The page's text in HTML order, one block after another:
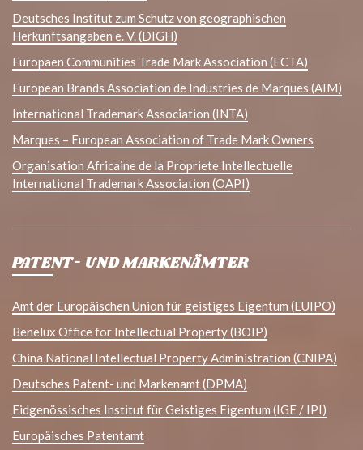
Deutsches Institut zum Schutz von geographischen
Herkunftsangaben e. V. (DIGH)
Europaen Communities Trade Mark Association (ECTA)
European Brands Association de Industries de Marques (AIM)
International Trademark Association (INTA)
Marques – European Association of Trade Mark Owners
Organisation Africaine de la Propriete Intellectuelle
International Trademark Association (OAPI)
PATENT- UND MARKENÄMTER
Amt der Europäischen Union für geistiges Eigentum (EUIPO)
Benelux Office for Intellectual Property (BOIP)
China National Intellectual Property Administration (CNIPA)
Deutsches Patent- und Markenamt (DPMA)
Eidgenössisches Institut für Geistiges Eigentum (IGE / IPI)
Europäisches Patentamt